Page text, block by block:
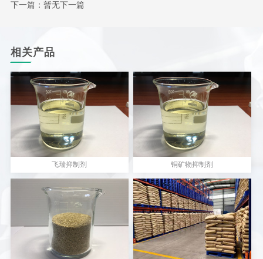
下一篇：暂无下一篇
相关产品
飞瑞抑制剂 铜矿物抑制剂